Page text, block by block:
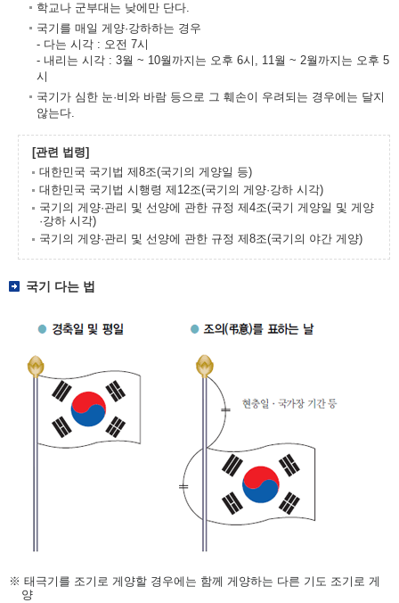
학교나 군부대는 낮에만 단다.
국기를 매일 게양·강하하는 경우
- 다는 시각 : 오전 7시
- 내리는 시각 : 3월 ~ 10월까지는 오후 6시, 11월 ~ 2월까지는 오후 5
시
국기가 심한 눈·비와 바람 등으로 그 훼손이 우려되는 경우에는 달지
않는다.
[관련 법령]
대한민국 국기법 제8조(국기의 게양일 등)
대한민국 국기법 시행령 제12조(국기의 게양·강하 시각)
국기의 게양·관리 및 선양에 관한 규정 제4조(국기 게양일 및 게양
·강하 시각)
국기의 게양·관리 및 선양에 관한 규정 제8조(국기의 야간 게양)
국기 다는 법
※ 태극기를 조기로 게양할 경우에는 함께 게양하는 다른 기도 조기로 게
양